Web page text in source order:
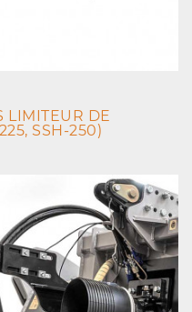
LIMITEUR DE
SSH-250)